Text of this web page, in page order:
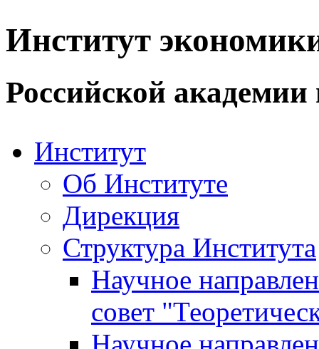
Институт
Российской академии
Институт
Об Институте
Дирекция
Структура Института
Научное
совет